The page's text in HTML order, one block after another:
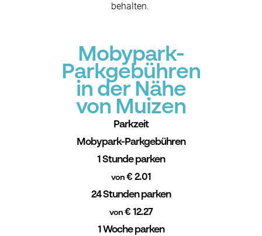
behalten.
Mobypark-
Parkgebühren
in der Nähe
von Muizen
Parkzeit
Mobypark-Parkgebühren
1 Stunde parken
von € 2.01
24 Stunden parken
von € 12.27
1 Woche parken